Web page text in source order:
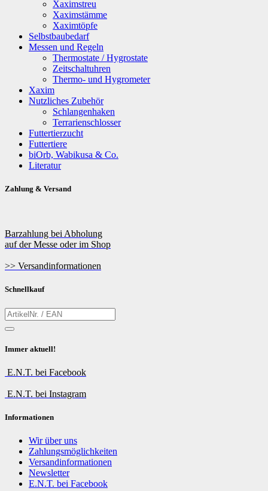
Xaximstreu
Xaximstämme
Xaximtöpfe
Selbstbaubedarf
Messen und Regeln
Thermostate / Hygrostate
Zeitschaltuhren
Thermo- und Hygrometer
Xaxim
Nutzliches Zubehör
Schlangenhaken
Terrarienschlosser
Futtertierzucht
Futtertiere
biOrb, Wabikusa & Co.
Literatur
Zahlung & Versand
Barzahlung bei Abholung
auf der Messe oder im Shop
>> Versandinformationen
Schnellkauf
Immer aktuell!
E.N.T. bei Facebook
E.N.T. bei Instagram
Informationen
Wir über uns
Zahlungsmöglichkeiten
Versandinformationen
Newsletter
E.N.T. bei Facebook